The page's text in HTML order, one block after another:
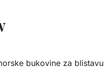
bukovine za blistavu